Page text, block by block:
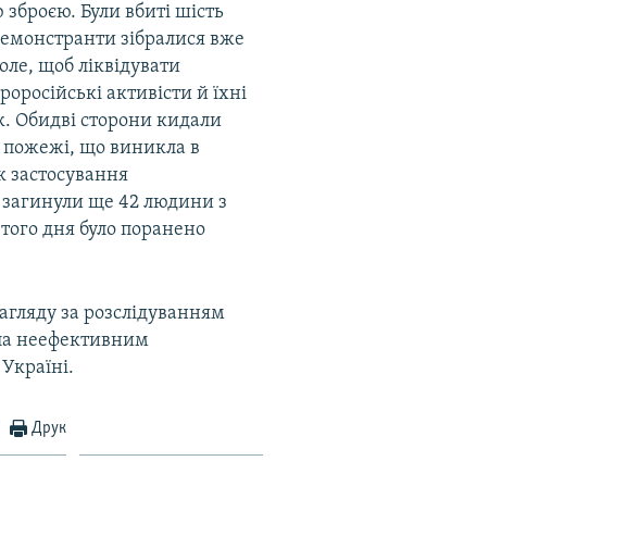
Були вбиті шість
зібралися вже
щоб ліквідувати
активісти й їхні
Обидві сторони кидали
пожежі, що виникла в
застосування
загинули ще 42 людини з
дня було поранено
за розслідуванням
неефективним
Друк